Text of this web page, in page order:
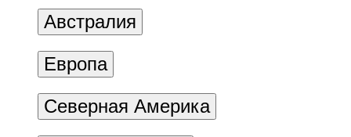
Австралия
Европа
Северная Америка